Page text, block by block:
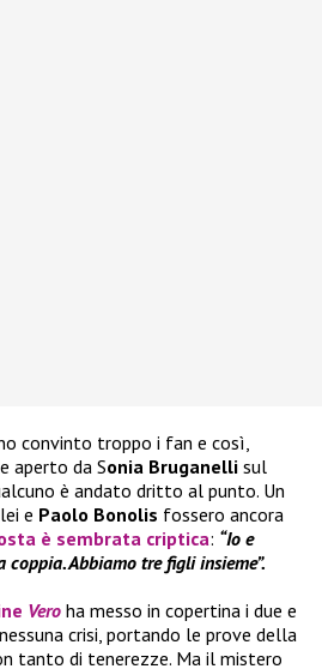
convinto troppo i fan e così,
aperto da Sonia Bruganelli sul
è andato dritto al punto. Un
e Paolo Bonolis fossero ancora
è sembrata criptica: “Io e
coppia. Abbiamo tre figli insieme”.
Vero ha messo in copertina i due e
crisi, portando le prove della
tanto di tenerezze. Ma il mistero